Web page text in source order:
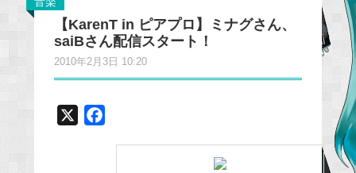
【KarenT in ピアプロ】ミナグさん、
saiBさん配信スタート！
2010年2月3日 10:20